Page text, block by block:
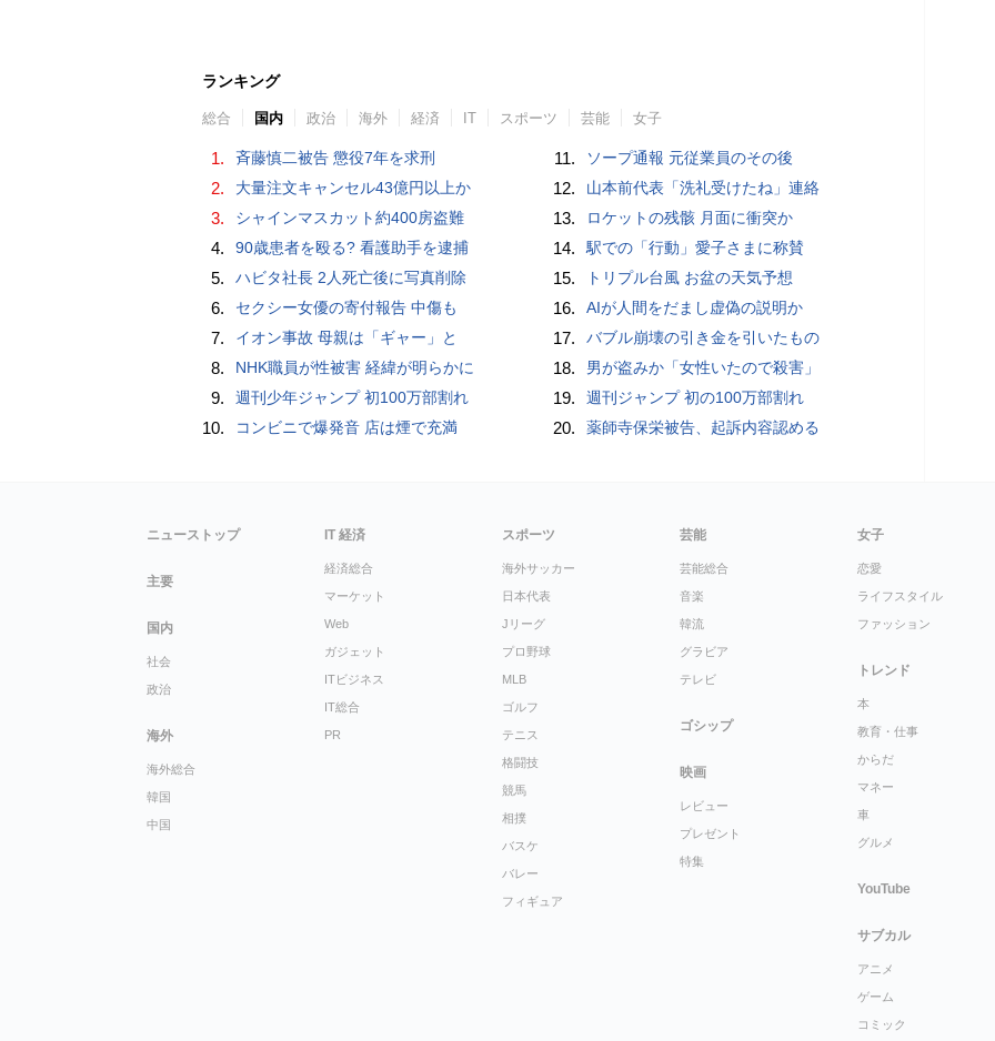
ランキング
総合 国内 政治 海外 経済 IT スポーツ 芸能 女子
1. 斉藤慎二被告 懲役7年を求刑
2. 大量注文キャンセル43億円以上か
3. シャインマスカット約400房盗難
4. 90歳患者を殴る? 看護助手を逮捕
5. ハビタ社長 2人死亡後に写真削除
6. セクシー女優の寄付報告 中傷も
7. イオン事故 母親は「ギャー」と
8. NHK職員が性被害 経緯が明らかに
9. 週刊少年ジャンプ 初100万部割れ
10. コンビニで爆発音 店は煙で充満
11. ソープ通報 元従業員のその後
12. 山本前代表「洗礼受けたね」連絡
13. ロケットの残骸 月面に衝突か
14. 駅での「行動」愛子さまに称賛
15. トリプル台風 お盆の天気予想
16. AIが人間をだまし虚偽の説明か
17. バブル崩壊の引き金を引いたもの
18. 男が盗みか「女性いたので殺害」
19. 週刊ジャンプ 初の100万部割れ
20. 薬師寺保栄被告、起訴内容認める
ニューストップ
主要
国内
社会
政治
海外
海外総合
韓国
中国
IT 経済
経済総合
マーケット
Web
ガジェット
ITビジネス
IT総合
PR
スポーツ
海外サッカー
日本代表
Jリーグ
プロ野球
MLB
ゴルフ
テニス
格闘技
競馬
相撲
バスケ
バレー
フィギュア
芸能
芸能総合
音楽
韓流
グラビア
テレビ
ゴシップ
映画
レビュー
プレゼント
特集
女子
恋愛
ライフスタイル
ファッション
トレンド
本
教育・仕事
からだ
マネー
車
グルメ
YouTube
サブカル
アニメ
ゲーム
コミック